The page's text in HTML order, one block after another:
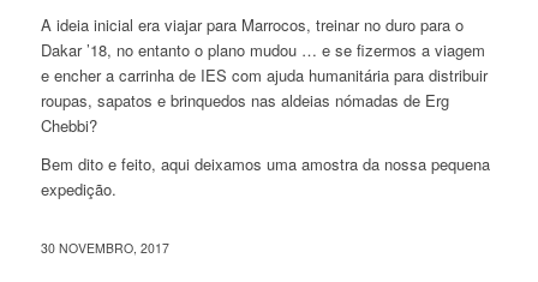
A ideia inicial era viajar para Marrocos, treinar no duro para o
Dakar ’18, no entanto o plano mudou … e se fizermos a viagem
e encher a carrinha de IES com ajuda humanitária para distribuir
roupas, sapatos e brinquedos nas aldeias nómadas de Erg
Chebbi?
Bem dito e feito, aqui deixamos uma amostra da nossa pequena
expedição.
30 NOVEMBRO, 2017